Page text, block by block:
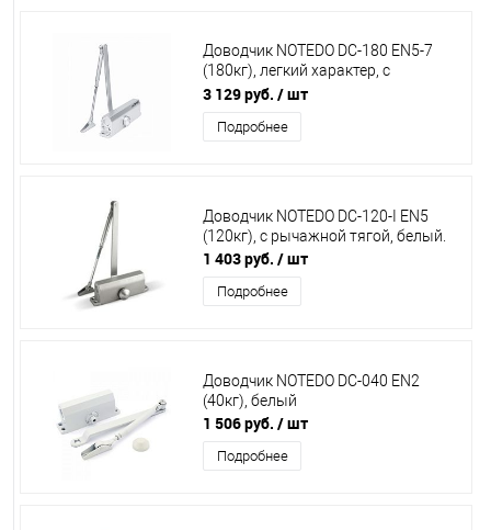
Доводчик NOTEDO DC-180 EN5-7
(180кг), легкий характер, с
рычажной тягой, серебро
3 129 руб. / шт
Подробнее
Доводчик NOTEDO DC-120-I EN5
(120кг), с рычажной тягой, белый.
1 403 руб. / шт
Подробнее
Доводчик NOTEDO DC-040 EN2
(40кг), белый
1 506 руб. / шт
Подробнее